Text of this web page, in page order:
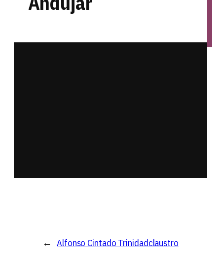
← Alfonso Cintado Trinidadclaustro